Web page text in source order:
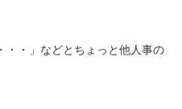
・・」などとちょっと他人事の